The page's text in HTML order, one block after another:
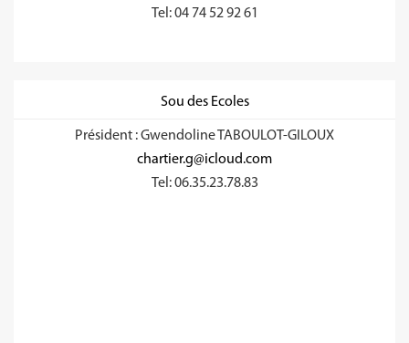
Tel: 04 74 52 92 61
Sou des Ecoles
Président : Gwendoline TABOULOT-GILOUX
chartier.g@icloud.com
Tel: 06.35.23.78.83